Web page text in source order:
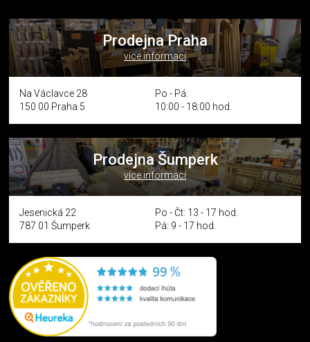
Prodejna Praha
více informací
Na Václavce 28
150 00 Praha 5
Po - Pá:
10:00 - 18:00 hod.
Prodejna Šumperk
více informací
Jesenická 22
787 01 Šumperk
Po - Čt: 13 - 17 hod.
Pá: 9 - 17 hod.